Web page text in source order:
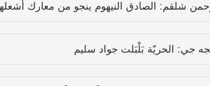
شلقم: الصادق النيهوم ينجو من معارك
جي: الحريّة بَلْبَلت جواد سليم